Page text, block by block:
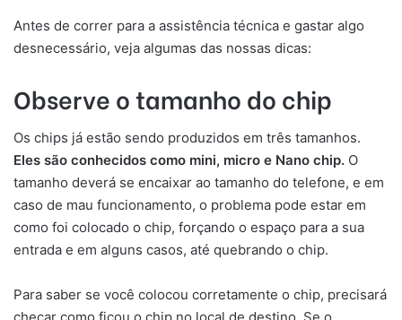
Antes de correr para a assistência técnica e gastar algo
desnecessário, veja algumas das nossas dicas:
Observe o tamanho do chip
Os chips já estão sendo produzidos em três tamanhos.
Eles são conhecidos como mini, micro e Nano chip. O
tamanho deverá se encaixar ao tamanho do telefone, e em
caso de mau funcionamento, o problema pode estar em
como foi colocado o chip, forçando o espaço para a sua
entrada e em alguns casos, até quebrando o chip.
Para saber se você colocou corretamente o chip, precisará